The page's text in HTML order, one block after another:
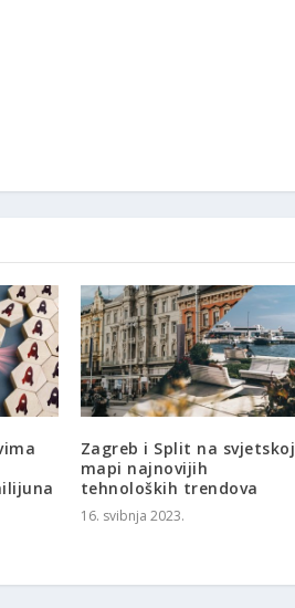
Zagreb i Split na svjetskoj
mapi najnovijih
tehnoloških trendova
16. svibnja 2023.